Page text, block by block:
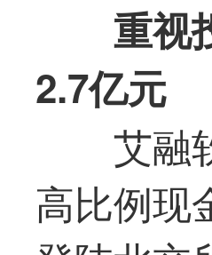
重视
2.7亿元
艾融
高比例现